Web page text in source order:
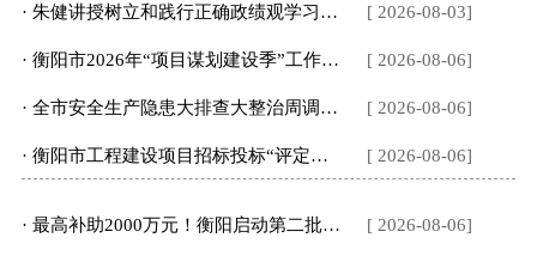
· 朱健讲授树立和践行正确政绩观学习教育专题党课
[ 2026-08-03]
· 衡阳市2026年“项目谋划建设季”工作推进会召开[ 2026-08-06]
· 全市安全生产隐患大排查大整治周调度会召开[ 2026-08-06]
· 衡阳市工程建设项目招标投标“评定分离”实施细则出台
[ 2026-08-06]
· 最高补助2000万元！衡阳启动第二批消费“三新”试点项目申报
[ 2026-08-06]